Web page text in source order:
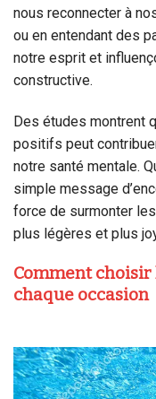
nous reconnecter à
ou en entendant des
notre esprit et
constructive.
Des études montrent
positifs peut
notre santé mentale.
simple message
force de surmonter
plus légères et plus
Comment
chaque occasion